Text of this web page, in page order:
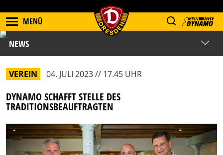
MENÜ
NEWS
VEREIN 04. JULI 2023 // 17.45 UHR
DYNAMO SCHAFFT STELLE DES
TRADITIONSBEAUFTRAGTEN